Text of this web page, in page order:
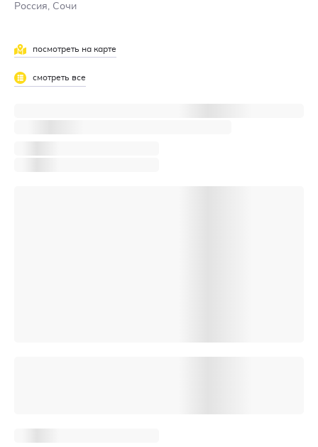
Россия, Сочи
посмотреть на карте
смотреть все